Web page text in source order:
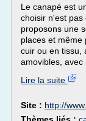
Le canapé est
choisir n'est pas
proposons une
places et même
cuir ou en tissu,
amovibles, avec
Lire la suite
Site : http://